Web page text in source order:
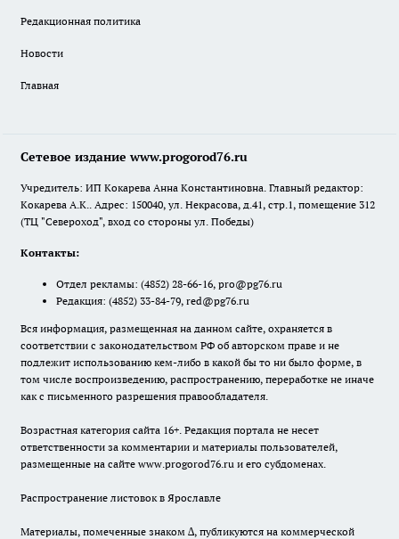
Редакционная политика
Новости
Главная
Сетевое издание www.progorod76.ru
Учредитель: ИП Кокарева Анна Константиновна. Главный редактор:
Кокарева А.К.. Адрес: 150040, ул. Некрасова, д.41, стр.1, помещение 312
(ТЦ "Североход", вход со стороны ул. Победы)
Контакты:
Отдел рекламы: (4852) 28-66-16, pro@pg76.ru
Редакция: (4852) 33-84-79, red@pg76.ru
Вся информация, размещенная на данном сайте, охраняется в
соответствии с законодательством РФ об авторском праве и не
подлежит использованию кем-либо в какой бы то ни было форме, в
том числе воспроизведению, распространению, переработке не иначе
как с письменного разрешения правообладателя.
Возрастная категория сайта 16+. Редакция портала не несет
ответственности за комментарии и материалы пользователей,
размещенные на сайте www.progorod76.ru и его субдоменах.
Распространение листовок в Ярославле
Материалы, помеченные знаком ∆, публикуются на коммерческой